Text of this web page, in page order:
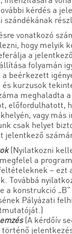
kérdés a
szándékának
vonatkozó
hogy melyik
a
folyamán
beérkezett
és kurzusok
meghaladta
előfordulhatott,
vagy más
csak helyet
jelentkező
(Nyilatkozni
a
– ezt
Továbbá
a konstrukció „B”
Pályázati
(A kérdőív